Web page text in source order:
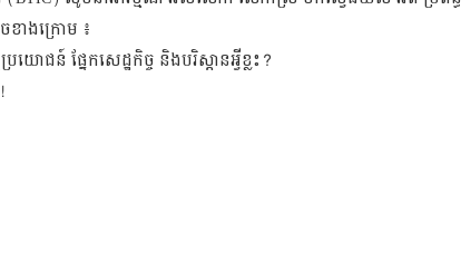
ខាងក្រោម ៖
យោជន៍ ផ្នែកសេដ្ឋកិច្ច និងបរិស្ដានអ្វីខ្លះ?